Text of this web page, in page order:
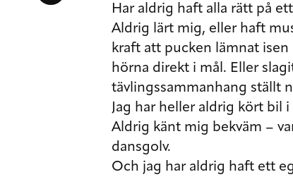
Har aldrig haft alla rätt på
Aldrig lärt mig, eller haft
kraft att pucken lämnat
hörna direkt i mål. Eller
tävlingssammanhang ställt
Jag har heller aldrig kört bil
Aldrig känt mig bekväm –
dansgolv.
Och jag har aldrig haft ett